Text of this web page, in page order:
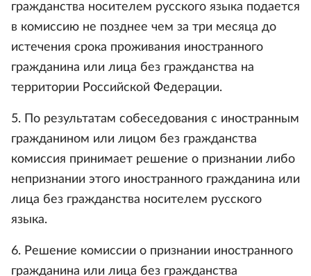
гражданства носителем русского языка подается
в комиссию не позднее чем за три месяца до
истечения срока проживания иностранного
гражданина или лица без гражданства на
территории Российской Федерации.
5. По результатам собеседования с иностранным
гражданином или лицом без гражданства
комиссия принимает решение о признании либо
непризнании этого иностранного гражданина или
лица без гражданства носителем русского
языка.
6. Решение комиссии о признании иностранного
гражданина или лица без гражданства